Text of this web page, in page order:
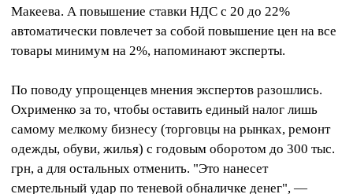
Макеева. А повышение ставки НДС с 20 до 22%
автоматически повлечет за собой повышение цен на все
товары минимум на 2%, напоминают эксперты.
По поводу упрощенцев мнения экспертов разошлись.
Охрименко за то, чтобы оставить единый налог лишь
самому мелкому бизнесу (торговцы на рынках, ремонт
одежды, обуви, жилья) с годовым оборотом до 300 тыс.
грн, а для остальных отменить. "Это нанесет
смертельный удар по теневой обналичке денег", —